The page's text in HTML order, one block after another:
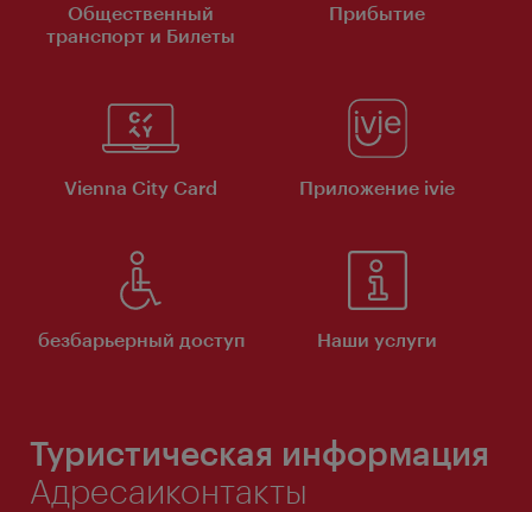
Общественный
транспорт и Билеты
Прибытие
Vienna City Card Приложение ivie
безбарьерный доступ Наши услуги
Туристическая информация
Адресаиконтакты